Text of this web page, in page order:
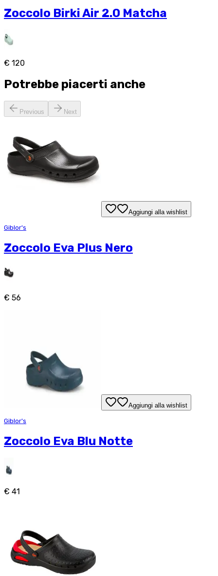
Zoccolo Birki Air 2.0 Matcha
€ 120
Potrebbe piacerti anche
Previous Next
Aggiungi alla wishlist
Giblor's
Zoccolo Eva Plus Nero
€ 56
Aggiungi alla wishlist
Giblor's
Zoccolo Eva Blu Notte
€ 41